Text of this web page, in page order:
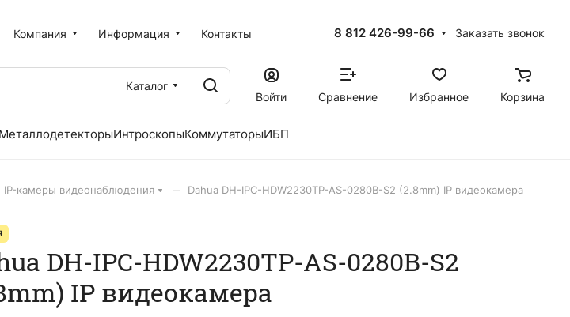
Компания Информация Контакты 8 812 426-99-66 Заказать звонок
Каталог
Войти
Сравнение Избранное Корзина
МеталлодетекторыИнтроскопыКоммутаторыИБП
IP-камеры видеонаблюдения Dahua DH-IPC-HDW2230TP-AS-0280B-S2 (2.8mm) IP видеокамера
DH-IPC-HDW2230TP-AS-0280B-S2
IP видеокамера